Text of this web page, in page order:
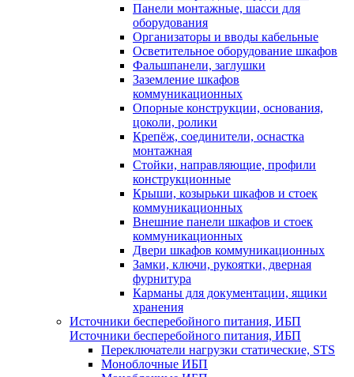
Панели монтажные, шасси для
оборудования
Организаторы и вводы кабельные
Осветительное оборудование шкафов
Фальшпанели, заглушки
Заземление шкафов
коммуникационных
Опорные конструкции, основания,
цоколи, ролики
Крепёж, соединители, оснастка
монтажная
Стойки, направляющие, профили
конструкционные
Крыши, козырьки шкафов и стоек
коммуникационных
Внешние панели шкафов и стоек
коммуникационных
Двери шкафов коммуникационных
Замки, ключи, рукоятки, дверная
фурнитура
Карманы для документации, ящики
хранения
Источники бесперебойного питания, ИБП
Источники бесперебойного питания, ИБП
Переключатели нагрузки статические, STS
Моноблочные ИБП